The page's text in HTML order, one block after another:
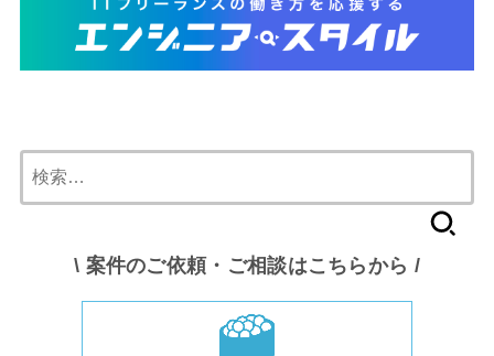
索:
\ 案件のご依頼・ご相談はこちらから /